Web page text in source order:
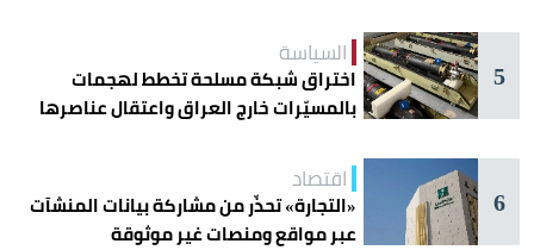
5
السياسة
اختراق شبكة مسلحة تخطط لهجمات
بالمسيّرات خارج العراق واعتقال عناصرها
6
اقتصاد
«التجارة» تحذّر من مشاركة بيانات المنشآت
عبر مواقع ومنصات غير موثوقة